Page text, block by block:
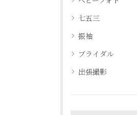
七五三
振袖
ブライダル
出張撮影